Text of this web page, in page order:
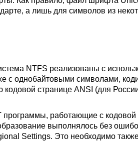
а лишь для символов из
NTFS реализованы с
с однобайтовыми символами,
кодовой странице ANSI (для
работающие с кодовой
выполнялось без
Settings. Это необходимо